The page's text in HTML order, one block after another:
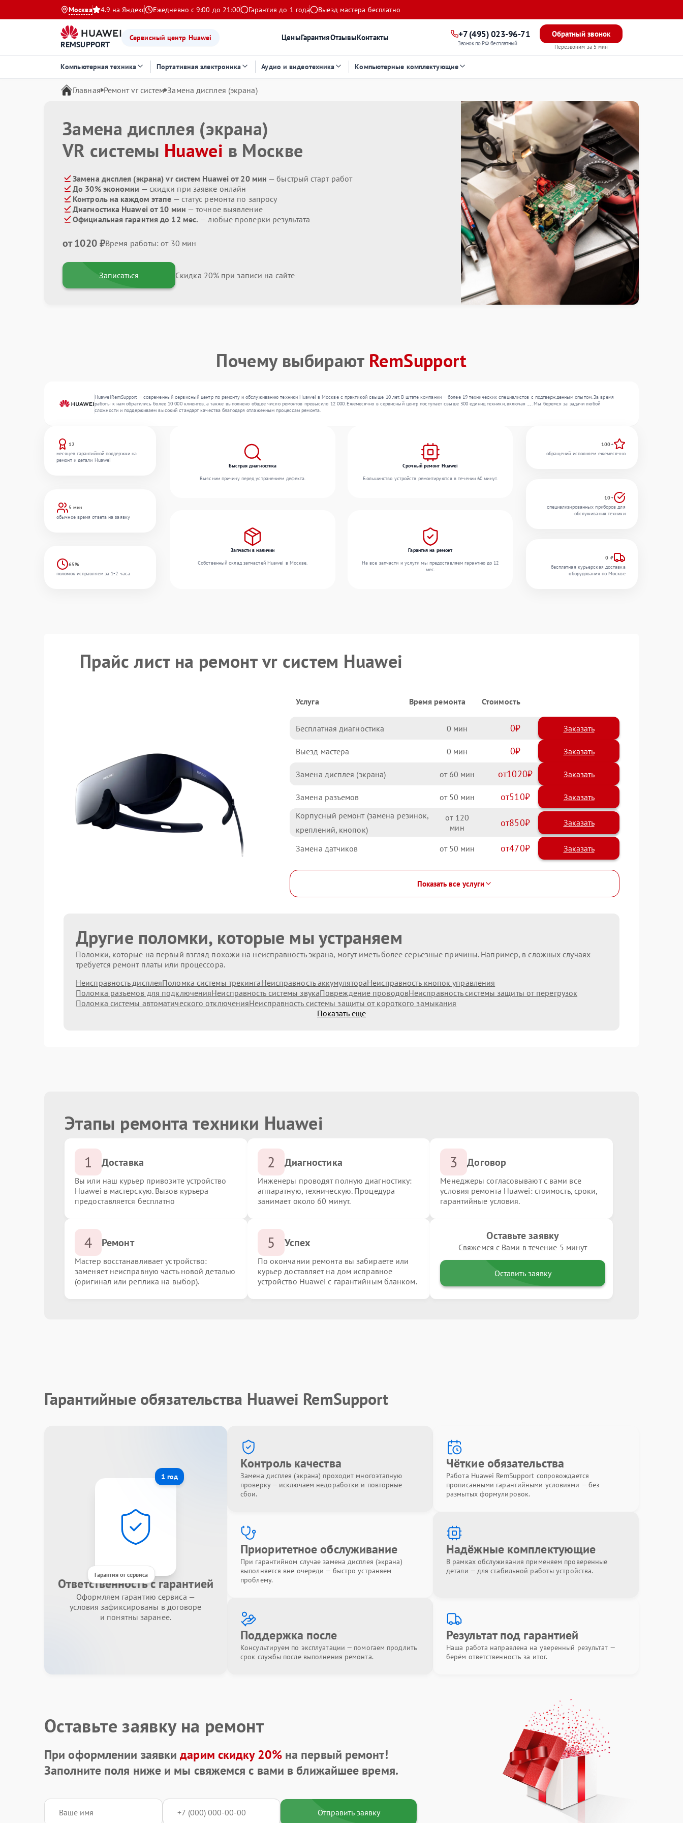
Москва 4.9 на Яндекс Ежедневно с 9:00 до 21:00 Гарантия до 1 года Выезд мастера бесплатно
REMSUPPORT
Сервисный центр Huawei ЦеныГарантияОтзывыКонтакты +7 (495) 023-96-71
Звонок по РФ бесплатный
Обратный звонок
Перезвоним за 5 мин
Компьютерная техника Портативная электроника Аудио и видеотехника Компьютерные комплектующие
Главная Ремонт vr систем Замена дисплея (экрана)
Замена дисплея (экрана)
VR системы Huawei в Москве
Замена дисплея (экрана) vr систем Huawei от 20 мин — быстрый старт работ
До 30% экономии — скидки при заявке онлайн
Контроль на каждом этапе — статус ремонта по запросу
Диагностика Huawei от 10 мин — точное выявление
Официальная гарантия до 12 мес. — любые проверки результата
от 1020 ₽Время работы: от 30 мин
Записаться Скидка 20% при записи на сайте
Почему выбирают RemSupport
HuaweiRemSupport — современный сервисный центр по ремонту и обслуживанию техники Huawei в Москве с практикой свыше 10 лет. В штате компании — более 19 технических специалистов с подтвержденным опытом. За время
работы к нам обратились более 10 000 клиентов, а также выполнено общее число ремонтов превысило 12 000. Ежемесячно в сервисный центр поступает свыше 300 единиц техники, включая , , . Мы беремся за задачи любой
сложности и поддерживаем высокий стандарт качества благодаря отлаженным процессам ремонта.
12
месяцев гарантийной поддержки на
ремонт и детали Huawei
5 мин
обычное время ответа на заявку
65%
поломок исправляем за 1-2 часа
Быстрая диагностика
Выясним причину перед устранением дефекта.
Срочный ремонт Huawei
Большинство устройств ремонтируются в течении 60 минут.
Запчасти в наличии
Собственный склад запчастей Huawei в Москве.
Гарантия на ремонт
На все запчасти и услуги мы предоставляем гарантию до 12
мес.
100+
обращений исполняем ежемесячно
10+
специализированных приборов для
обслуживания техники
0 ₽
бесплатная курьерская доставка
оборудования по Москве
Прайс лист на ремонт vr систем Huawei
Услуга Время ремонта Стоимость
Бесплатная диагностика 0 0 Заказать
Выезд мастера 0 0 Заказать
Замена дисплея (экрана) 60 1020
Замена разъемов 50 510
Корпусный ремонт (замена резинок,
креплений, кнопок)
120 850
Замена датчиков 50 470
Показать все услуги
Другие поломки, которые мы устраняем
Поломки, которые на первый взгляд похожи на неисправность экрана, могут иметь более серьезные причины. Например, в сложных случаях
требуется ремонт платы или процессора.
Неисправность дисплеяПоломка системы трекингаНеисправность аккумулятораНеисправность кнопок управления
Поломка разъемов для подключенияНеисправность системы звукаПовреждение проводовНеисправность системы защиты от перегрузок
Поломка системы автоматического отключенияНеисправность системы защиты от короткого замыкания
Показать еще
Этапы ремонта техники Huawei
1 Доставка
Вы или наш курьер привозите устройство
Huawei в мастерскую. Вызов курьера
предоставляется бесплатно
2 Диагностика
Инженеры проводят полную диагностику:
аппаратную, техническую. Процедура
занимает около 60 минут.
3 Договор
Менеджеры согласовывают с вами все
условия ремонта Huawei: стоимость, сроки,
гарантийные условия.
4 Ремонт
Мастер восстанавливает устройство:
заменяет неисправную часть новой деталью
(оригинал или реплика на выбор).
5 Успех
По окончании ремонта вы забираете или
курьер доставляет на дом исправное
устройство Huawei с гарантийным бланком.
Оставьте заявку
Свяжемся с Вами в течение 5 минут
Оставить заявку
Гарантийные обязательства Huawei RemSupport
1 год
Гарантия от сервиса
Ответственность с гарантией
Оформляем гарантию сервиса —
условия зафиксированы в договоре
и понятны заранее.
Контроль качества
Замена дисплея (экрана) проходит многоэтапную
проверку — исключаем недоработки и повторные
сбои.
Чёткие обязательства
Работа Huawei RemSupport сопровождается
прописанными гарантийными условиями — без
размытых формулировок.
Приоритетное обслуживание
При гарантийном случае замена дисплея (экрана)
выполняется вне очереди — быстро устраняем
проблему.
Надёжные комплектующие
В рамках обслуживания применяем проверенные
детали — для стабильной работы устройства.
Поддержка после
Консультируем по эксплуатации — помогаем продлить
срок службы после выполнения ремонта.
Результат под гарантией
Наша работа направлена на уверенный результат —
берём ответственность за итог.
Оставьте заявку на ремонт
При оформлении заявкидарим скидку 20%на первый ремонт!
Заполните поля ниже и мы свяжемся с вами в ближайшее время.
Отправить заявку